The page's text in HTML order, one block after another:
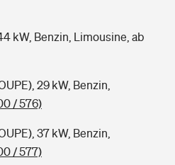
kW, Benzin, Limousine, ab
29 kW, Benzin,
/ 576)
37 kW, Benzin,
/ 577)